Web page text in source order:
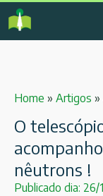
Home » Artigos »
O
nêutrons !
Publicado dia: 26/